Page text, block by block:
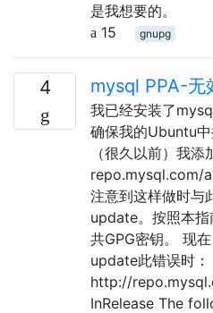
是我想要的。
15
gnupg
4 mysql PPA-无
我已经安装了
确保我的Ubuntu
（很久以前）我添
repo.mysql.com/
注意到这样做时与
update。按照本
共GPG密钥。 现
update此错误时：
http://
InRelease The